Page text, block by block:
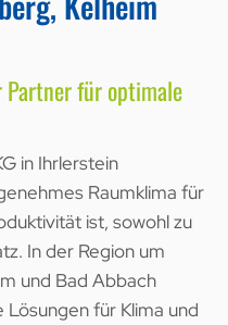
Partner für optimale
in Ihrlerstein
Raumklima für
ist, sowohl zu
In der Region um
und Bad Abbach
für Klima und